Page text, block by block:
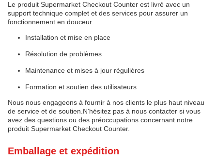
Le produit Supermarket Checkout Counter est livré avec un
support technique complet et des services pour assurer un
fonctionnement en douceur.
Installation et mise en place
Résolution de problèmes
Maintenance et mises à jour régulières
Formation et soutien des utilisateurs
Nous nous engageons à fournir à nos clients le plus haut niveau
de service et de soutien.N'hésitez pas à nous contacter si vous
avez des questions ou des préoccupations concernant notre
produit Supermarket Checkout Counter.
Emballage et expédition